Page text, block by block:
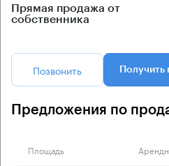
Прямая продажа от
собственника
Позвонить Получить
Предложения по
Площадь